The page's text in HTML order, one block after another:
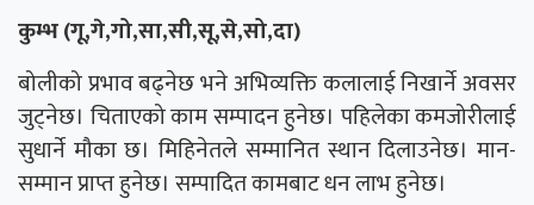
कुम्भ (गू,गे,गो,सा,सी,सू,से,सो,दा)
बोलीको प्रभाव बढ्नेछ भने अभिव्यक्ति कलालाई निखार्ने अवसर
जुट्नेछ। चिताएको काम सम्पादन हुनेछ। पहिलेका कमजोरीलाई
सुधार्ने मौका छ। मिहिनेतले सम्मानित स्थान दिलाउनेछ। मान-
सम्मान प्राप्त हुनेछ। सम्पादित कामबाट धन लाभ हुनेछ।